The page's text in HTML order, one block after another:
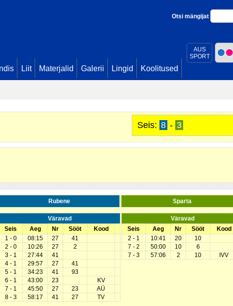
AUS
SPORT
Otsi mängijat
Liit Materjalid Galerii Lingid Koolitused
Seis: 8 - 3
Rubene Sparta
Väravad
Seis
Aeg Nr Sööt
Kood
1 - 0
08:15 27
41
2 - 0
10:26 27
2
3 - 1
27:44
41
4 - 1
29:57 27
41
5 - 1
34:23 41
93
6 - 1
43:00 23
KV
7 - 1
45:50 27 23
AÜ
8 - 3
58:17 41 27 TV
Väravad
Seis
Aeg Nr Sööt
Kood
2 - 1
10:41 20
10
7 - 2
50:00 10
6
7 - 3
57:06 2 10 IVV